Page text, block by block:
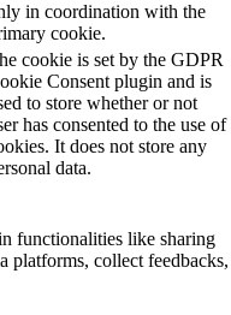
in coordination with the
cookie.
cookie is set by the GDPR
Consent plugin and is
to store whether or not
has consented to the use of
It does not store any
data.
functionalities like sharing
platforms, collect feedbacks,